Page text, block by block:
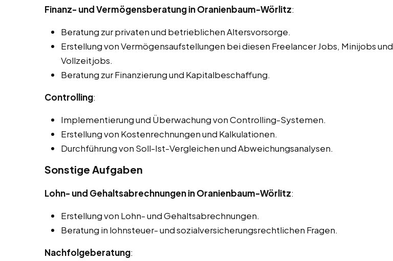
Finanz- und Vermögensberatung in Oranienbaum-Wörlitz:
Beratung zur privaten und betrieblichen Altersvorsorge.
Erstellung von Vermögensaufstellungen bei diesen Freelancer Jobs, Minijobs und
Vollzeitjobs.
Beratung zur Finanzierung und Kapitalbeschaffung.
Controlling:
Implementierung und Überwachung von Controlling-Systemen.
Erstellung von Kostenrechnungen und Kalkulationen.
Durchführung von Soll-Ist-Vergleichen und Abweichungsanalysen.
Sonstige Aufgaben
Lohn- und Gehaltsabrechnungen in Oranienbaum-Wörlitz:
Erstellung von Lohn- und Gehaltsabrechnungen.
Beratung in lohnsteuer- und sozialversicherungsrechtlichen Fragen.
Nachfolgeberatung: